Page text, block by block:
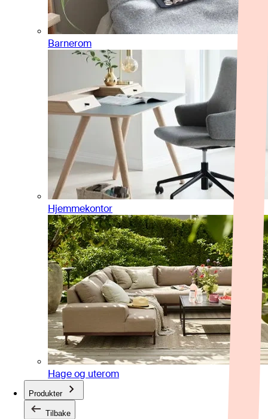
Barnerom
Hjemmekontor
Hage og uterom
Produkter
Tilbake